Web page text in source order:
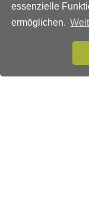
essenzielle
ermöglichen.